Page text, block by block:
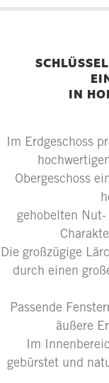
IN
Im Erdgeschoss
Obergeschoss
gehobelten
Die großzügige
durch einen
Passende
äußere
Im
gebürstet und